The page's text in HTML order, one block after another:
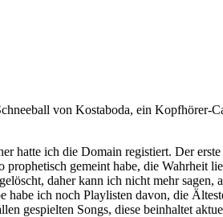
hatte ich die Domain registiert. Der
gemeint habe, die Wahrheit
daher kann ich nicht mehr sagen,
habe ich noch Playlisten davon, die
gespielten Songs, diese beinhaltet